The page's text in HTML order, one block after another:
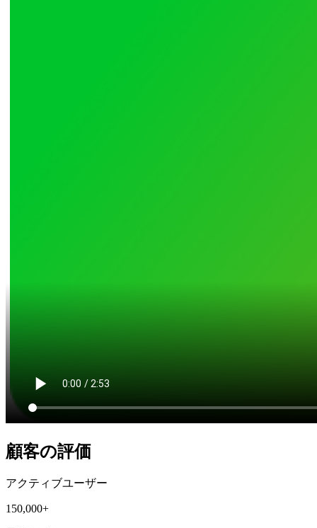
顧客の評価
アクティブユーザー
150,000+